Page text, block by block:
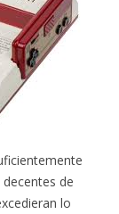
de
lo